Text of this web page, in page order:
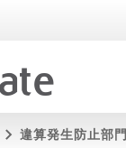
違算発生防止部門